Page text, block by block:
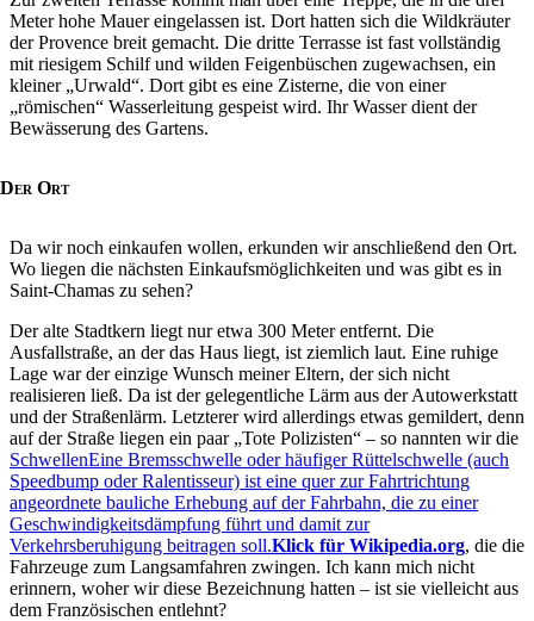
Meter hohe Mauer eingelassen ist. Dort hatten sich die Wildkräuter
der Provence breit gemacht. Die dritte Terrasse ist fast vollständig
mit riesigem Schilf und wilden Feigenbüschen zugewachsen, ein
kleiner Urwald . Dort gibt es eine Zisterne, die von einer
römischen
Wasserleitung gespeist wird. Ihr Wasser dient der
Bewässerung des Gartens.
Der Ort
Da wir noch einkaufen wollen, erkunden wir anschließend den Ort.
Wo liegen die nächsten Einkaufsmöglichkeiten und was gibt es in
Saint-Chamas zu sehen?
Der alte Stadtkern liegt nur etwa 300 Meter entfernt. Die
Ausfallstraße, an der das Haus liegt, ist ziemlich laut. Eine ruhige
Lage war der einzige Wunsch meiner Eltern, der sich nicht
realisieren ließ. Da ist der gelegentliche Lärm aus der Autowerkstatt
und der Straßenlärm. Letzterer wird allerdings etwas gemildert, denn
auf der Straße liegen ein paar Tote Polizisten
– so nannten wir die
SchwellenEine Bremsschwelle oder häufiger Rüttelschwelle (auch
Speedbump oder Ralentisseur) ist eine quer zur Fahrtrichtung
angeordnete bauliche Erhebung auf der Fahrbahn, die zu einer
Geschwindigkeitsdämpfung führt und damit zur
Verkehrsberuhigung beitragen soll.Klick für Wikipedia.org, die die
Fahrzeuge zum Langsamfahren zwingen. Ich kann mich nicht
erinnern, woher wir diese Bezeichnung hatten – ist sie vielleicht aus
dem Französischen entlehnt?